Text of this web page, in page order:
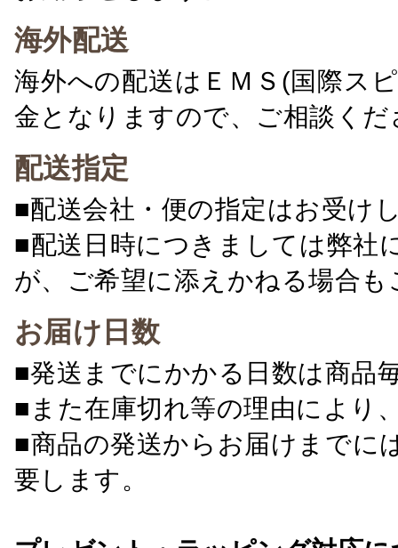
海外配送
海外への配送はＥＭＳ(国際ス
金となりますので、ご相談くだ
配送指定
■配送会社・便の指定はお受け
■配送日時につきましては弊社
が、ご希望に添えかねる場合
お届け日数
■発送までにかかる日数は商品
■また在庫切れ等の理由により
■商品の発送からお届けまでに
要します。